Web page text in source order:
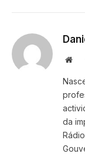
da